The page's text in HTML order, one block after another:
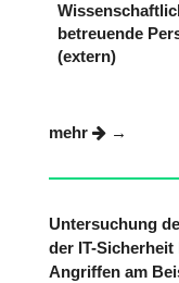
betreuende
(extern)
mehr
Untersuchung
der IT-
Angriffen am